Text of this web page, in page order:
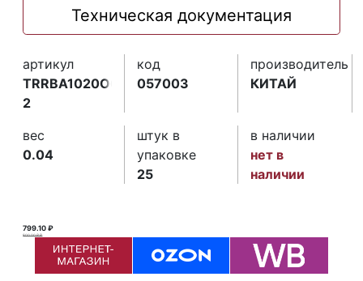
Техническая документация
артикул
TRRBA1020О665-
2
код
057003
производитель
КИТАЙ
вес
0.04
штук в
упаковке
25
в наличии
нет в
наличии
799.10 ₽
800.00 ₽ ₽